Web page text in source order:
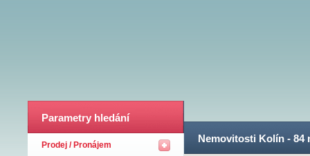
78nabídek
Parametry hledání
Prodej / Pronájem